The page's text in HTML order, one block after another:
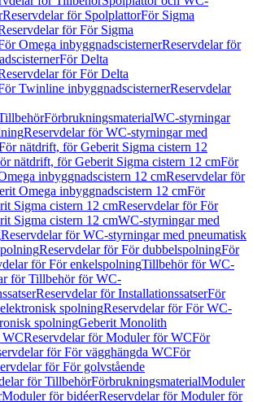
Reservdelar för SpolplattorFör Sigma
för För Sigma
Omega inbyggnadscisternerReservdelar för
För Delta
för För Delta
Twinline inbyggnadscisternerReservdelar
FörbrukningsmaterialWC-styrningar
Reservdelar för WC-styrningar med
nätdrift, för Geberit Sigma cistern 12
nätdrift, för Geberit Sigma cistern 12 cmFör
inbyggnadscistern 12 cmReservdelar för
Omega inbyggnadscistern 12 cmFör
Sigma cistern 12 cmReservdelar för För
Sigma cistern 12 cmWC-styrningar med
Reservdelar för WC-styrningar med pneumatisk
Reservdelar för För dubbelspolningFör
för För enkelspolningTillbehör för WC-
för Tillbehör för WC-
Reservdelar för InstallationssatserFör
spolningReservdelar för För WC-
spolningGeberit Monolith
Reservdelar för Moduler för WCFör
för För vägghängda WCFör
för För golvstående
för TillbehörFörbrukningsmaterialModuler
Moduler för bidéerReservdelar för Moduler för